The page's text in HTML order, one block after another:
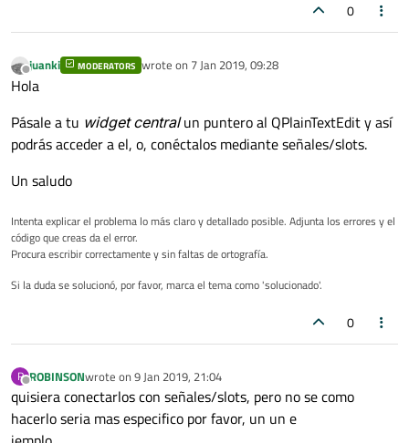
0
Offline
juanki MODERATORS wrote on 7 Jan 2019, 09:28
last edited by
Hola
Pásale a tu widget centralun puntero al QPlainTextEdit y así
podrás acceder a el, o, conéctalos mediante señales/slots.
Un saludo
Intenta explicar el problema lo más claro y detallado posible. Adjunta los errores y el
código que creas da el error.
Procura escribir correctamente y sin faltas de ortografía.
Si la duda se solucionó, por favor, marca el tema como 'solucionado'.
0
R
Offline
ROBINSONwrote on 9 Jan 2019, 21:04
last edited by
quisiera conectarlos con señales/slots, pero no se como
hacerlo seria mas especifico por favor, un un e